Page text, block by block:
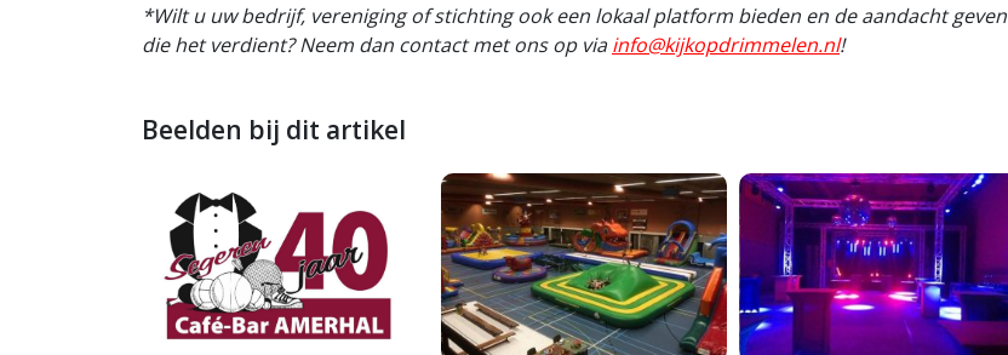
*Wilt u uw bedrijf, vereniging of stichting ook een lokaal platform bieden en de aandacht geven
die het verdient? Neem dan contact met ons op viainfo@kijkopdrimmelen.nl!
Beelden bij dit artikel